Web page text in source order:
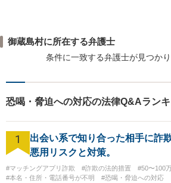
御蔵島村に所在する弁護士
条件に一致する弁護士が見つか
恐喝・脅迫への対応の法律Q&Aラン
1
出会い系で知り合った相手に詐
悪用リスクと対策。
#マッチングアプリ詐欺 #詐欺の法的措置
#50〜100
#本名・住所・電話番号が不明
#恐喝・脅迫への対応